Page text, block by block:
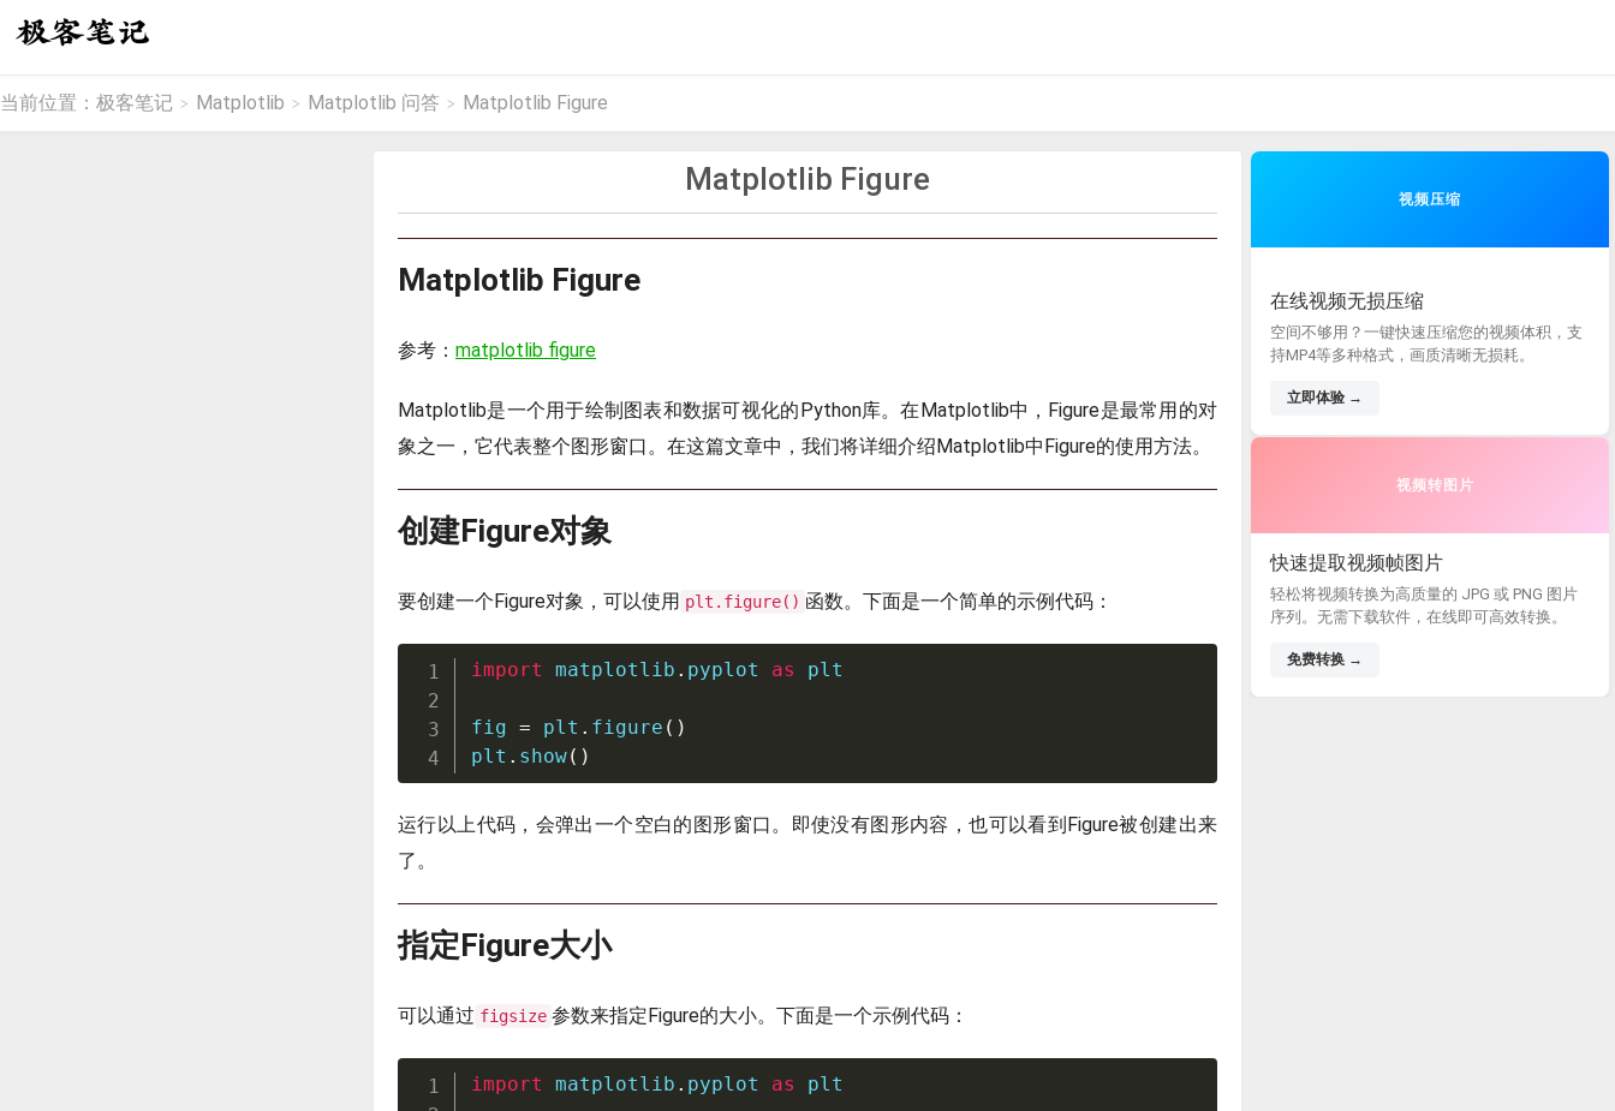
当前位置： 极客笔记 > Matplotlib > Matplotlib 问答 > Matplotlib Figure
Matplotlib Figure
Matplotlib Figure
参考： matplotlib figure
Matplotlib是一个用于绘制图表和数据可视化的Python库。在Matplotlib中，Figure是最常用的对
象之一，它代表整个图形窗口。在这篇文章中，我们将详细介绍Matplotlib中Figure的使用方法。
创建Figure对象
要创建一个Figure对象，可以使用 plt.figure() 函数。下面是一个简单的示例代码：
import matplotlib . pyplot as plt
fig = plt . figure ( )
plt . show( )
运行以上代码，会弹出一个空白的图形窗口。即使没有图形内容，也可以看到Figure被创建出来
了。
指定Figure大小
可以通过 figsize 参数来指定Figure的大小。下面是一个示例代码：
import matplotlib . pyplot as plt
视频压缩
在线视频无损压缩
空间不够用？一键快速压缩您的视频体积，支
持MP4等多种格式，画质清晰无损耗。
立即体验 →
视频转图片
快速提取视频帧图片
轻松将视频转换为高质量的 JPG 或 PNG 图片
序列。无需下载软件，在线即可高效转换。
免费转换 →